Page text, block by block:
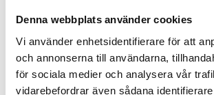
Denna webbplats använder cookies
Vi använder enhetsidentifierare för att
och annonserna till användarna,
för sociala medier och analysera vår
vidarebefordrar även sådana
Nyheter Publicerad 01.10.2025